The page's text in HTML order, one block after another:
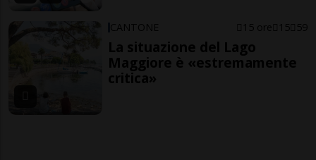
CANTONE 15 ore 15 59
La situazione del Lago
Maggiore è «estremamente
critica»